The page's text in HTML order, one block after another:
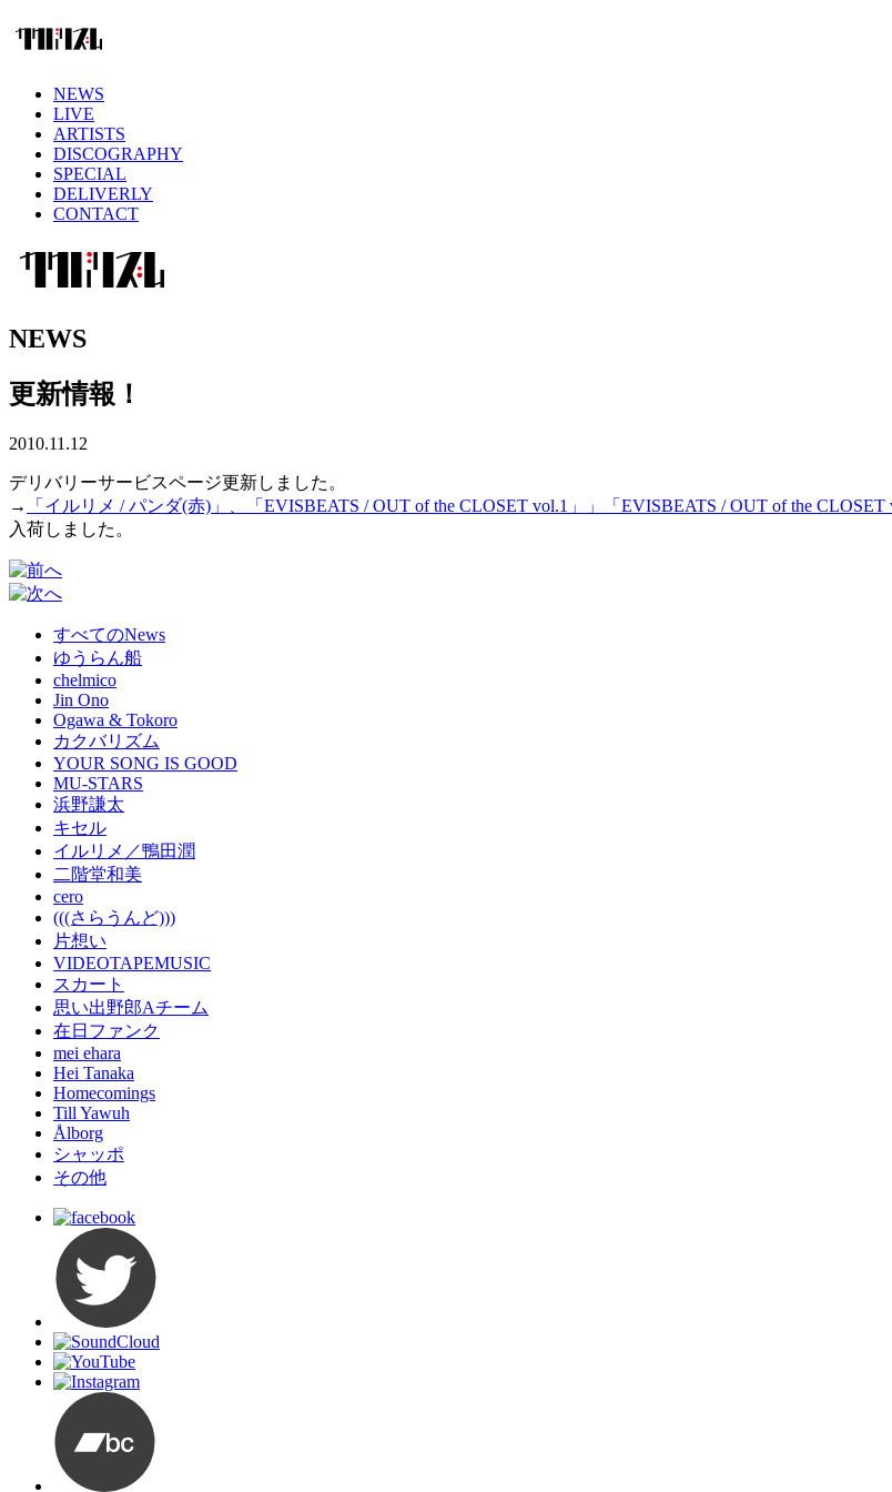
NEWS
LIVE
ARTISTS
DISCOGRAPHY
SPECIAL
DELIVERLY
CONTACT
NEWS
更新情報！
2010.11.12
デリバリーサービスページ更新しました。
→
「イルリメ / パンダ(赤)」、「EVISBEATS / OUT of the CLOSET vol.1」」「EVISBEATS / OUT of the CLOSET
入荷しました。
すべてのNews
ゆうらん船
chelmico
Jin Ono
Ogawa & Tokoro
カクバリズム
YOUR SONG IS GOOD
MU-STARS
浜野謙太
キセル
イルリメ／鴨田潤
二階堂和美
cero
(((さらうんど)))
片想い
VIDEOTAPEMUSIC
スカート
思い出野郎Aチーム
在日ファンク
mei ehara
Hei Tanaka
Homecomings
Till Yawuh
Ålborg
シャッポ
その他